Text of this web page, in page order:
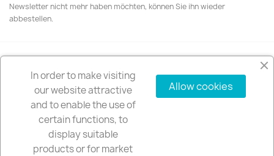
Newsletter nicht mehr haben möchten, können Sie ihn wieder
abbestellen.
PRODUCTS 
OUR COMPANY
YOUR ACCOUNT
In order to make visiting
our website attractive
and to enable the use of
certain functions, to
display suitable
products or for market
Allow cookies